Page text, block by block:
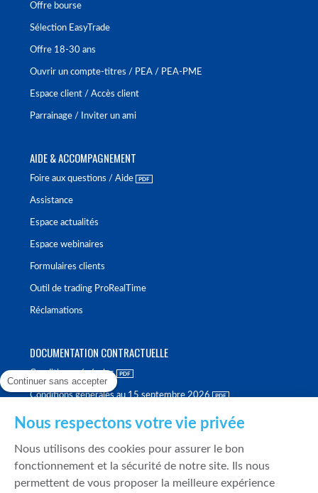
Offre bourse
Sélection EasyTrade
Offre 18-30 ans
Ouvrir un compte-titres / PEA / PEA-PME
Espace client / Accès client
Parrainage / Inviter un ami
AIDE & ACCOMPAGNEMENT
Foire aux questions / Aide
Assistance
Espace actualités
Espace webinaires
Formulaires clients
Outil de trading ProRealTime
Réclamations
DOCUMENTATION CONTRACTUELLE
Conditions générales
Conditions générales au 15 septembre 2026
Politique de meilleure sélection
Politique de durabilité
Continuer sans accepter
Nous respectons votre vie privée
Nous utilisons des cookies pour assurer le bon
fonctionnement et la sécurité de notre site. Ils nous
permettent de vous proposer la meilleure expérience